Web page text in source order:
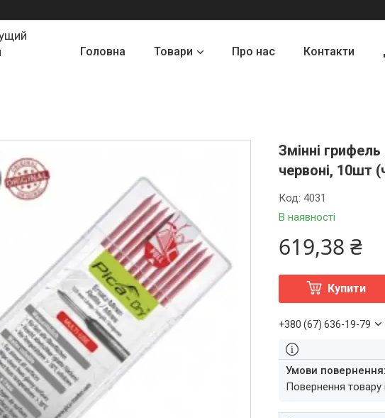
Головна Товари Про нас Контакти
Змінні
червоні, 10шт
В наявності
Код:4031
619,38 ₴
Купити
+380 (67) 636-19-79
повернення